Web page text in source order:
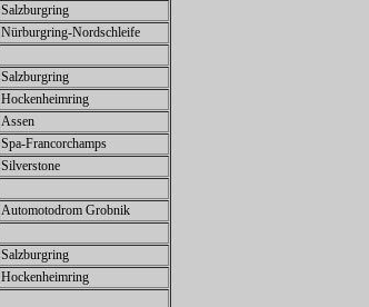
Salzburgring
Nürburgring-Nordschleife
Salzburgring
Hockenheimring
Assen
Spa-Francorchamps
Silverstone
Automotodrom Grobnik
Salzburgring
Hockenheimring